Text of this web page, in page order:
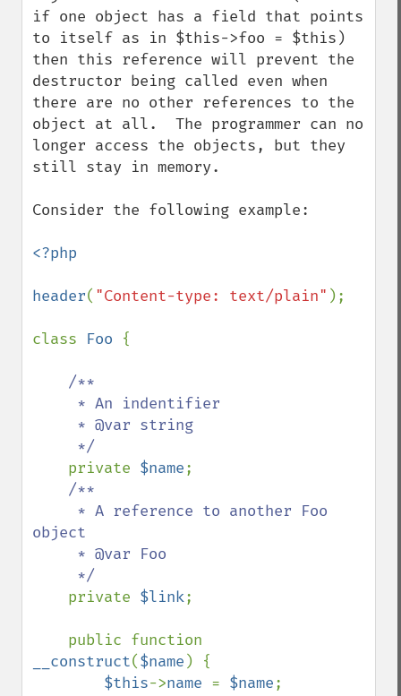
if one object has a field that points
to itself as in $this->foo = $this)
then this reference will prevent the
destructor being called even when
there are no other references to the
object at all.  The programmer can no
longer access the objects, but they
still stay in memory.
Consider the following example:
<?php
header( "Content-type: text/plain" );
class Foo {
/**
private $name;
/**
object
private $link;
__construct($name ) {
$this->name = $name;